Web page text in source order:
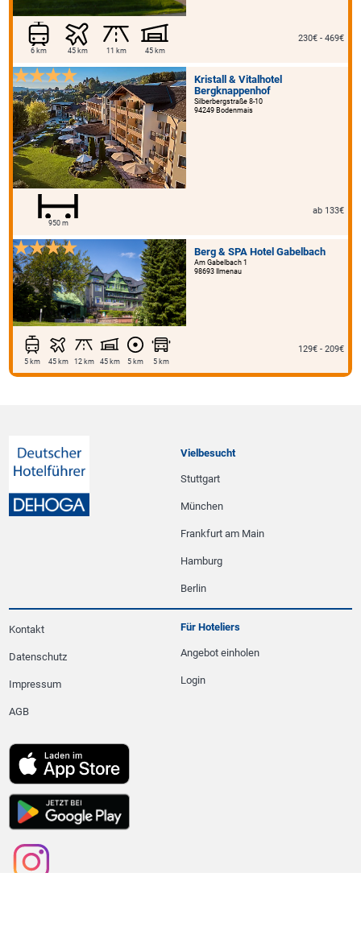
6 km 45 km 11 km 45 km
230€ - 469€
Kristall & Vitalhotel
Bergknappenhof
Silberbergstraße 8-10
94249 Bodenmais
950 m
ab 133€
Berg & SPA Hotel Gabelbach
Am Gabelbach 1
98693 Ilmenau
5 km 45 km 12 km 45 km 5 km 5 km
129€ - 209€
Vielbesucht
Stuttgart
München
Frankfurt am Main
Hamburg
Berlin
Kontakt
Datenschutz
Impressum
AGB
Für Hoteliers
Angebot einholen
Login